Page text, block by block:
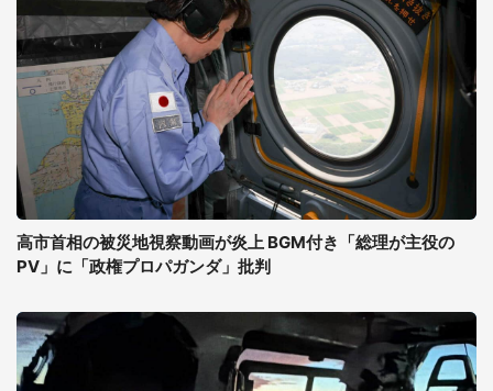
高市首相の被災地視察動画が炎上 BGM付き「総理が主役の
PV」に「政権プロパガンダ」批判